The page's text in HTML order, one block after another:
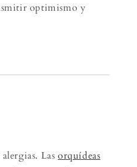
optimismo y
Las orquídeas